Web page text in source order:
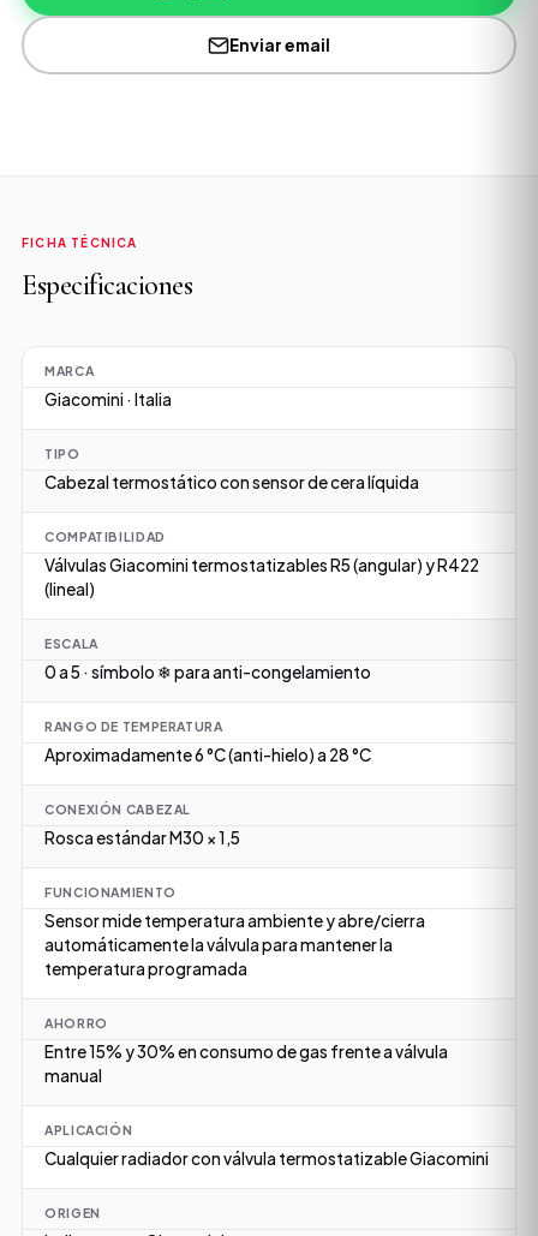
Enviar email
FICHA TÉCNICA
Especificaciones
MARCA
Giacomini · Italia
TIPO
Cabezal termostático con sensor de cera líquida
COMPATIBILIDAD
Válvulas Giacomini termostatizables R5 (angular) y R422
(lineal)
ESCALA
0 a 5 · símbolo ❄ para anti-congelamiento
RANGO DE TEMPERATURA
Aproximadamente 6 °C (anti-hielo) a 28 °C
CONEXIÓN CABEZAL
Rosca estándar M30 × 1,5
FUNCIONAMIENTO
Sensor mide temperatura ambiente y abre/cierra
automáticamente la válvula para mantener la
temperatura programada
AHORRO
Entre 15% y 30% en consumo de gas frente a válvula
manual
APLICACIÓN
Cualquier radiador con válvula termostatizable Giacomini
ORIGEN